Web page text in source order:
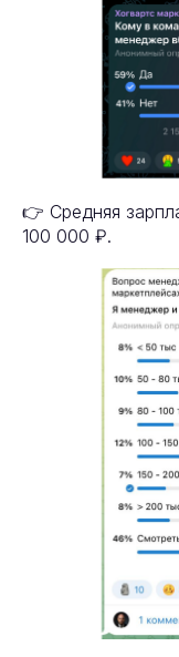
👉 Средняя
100 000 ₽.